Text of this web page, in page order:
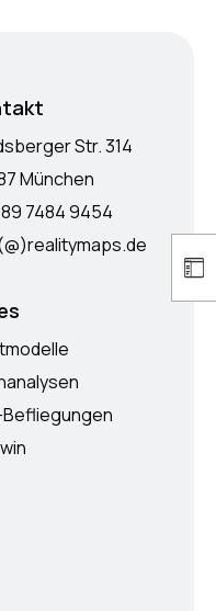
Str. 314
München
7484 9454